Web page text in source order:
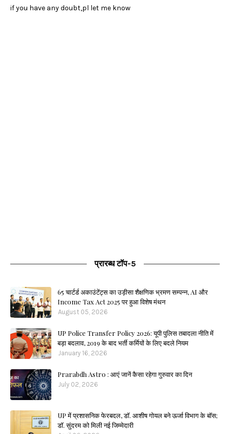
if you have any doubt,pl let me know
प्रारब्ध टॉप-5
65 चार्टर्ड अकाउंटेंट्स का उड़ीसा शैक्षणिक भ्रमण सम्पन्न, AI और
Income Tax Act 2025 पर हुआ विशेष मंथन
August 05, 2026
UP Police Transfer Policy 2026: यूपी पुलिस तबादला नीति में
बड़ा बदलाव, 2019 के बाद भर्ती कर्मियों के लिए बदले नियम
January 16, 2026
Prarabdh Astro : आएं जानें कैसा रहेगा गुरुवार का दिन
July 02, 2026
UP में प्रशासनिक फेरबदल, डॉ. आशीष गोयल बने ऊर्जा विभाग के बॉस;
डॉ. सुंदरम को मिली नई जिम्मेदारी